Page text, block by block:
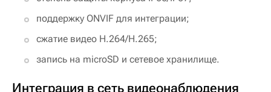
поддержку ONVIF для интеграции;
сжатие видео H.264/H.265;
запись на microSD и сетевое хранилище.
Интеграция в сеть видеонаблюдения